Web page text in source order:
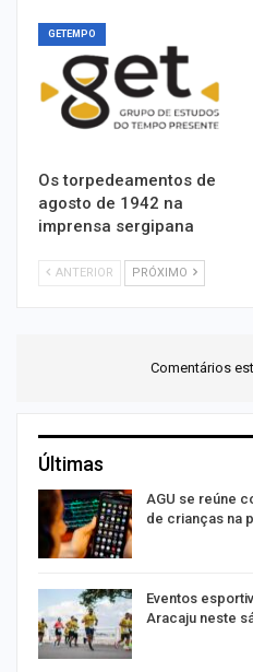
GETEMPO
Os torpedeamentos de
agosto de 1942 na
imprensa sergipana
ANTERIOR PRÓXIMO
Comentários
Últimas
AGU se reúne
de crianças na
Eventos
Aracaju neste